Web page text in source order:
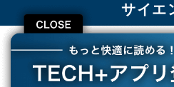
CLOSE
サイエ
TECH+ テクノロジー
サイエンス
農工大、DNAコンピューティングとナノ